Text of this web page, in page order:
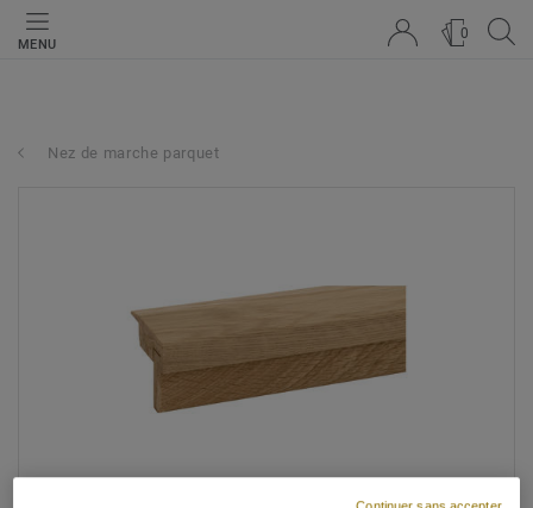
MENU
0
Nez de marche parquet